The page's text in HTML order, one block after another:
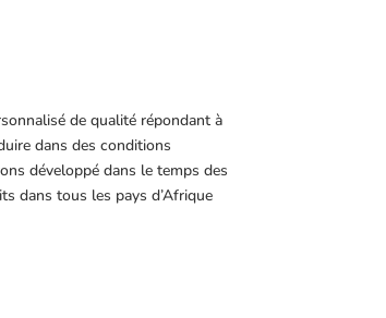
de qualité répondant à
dans des conditions
développé dans le temps des
dans tous les pays d’Afrique